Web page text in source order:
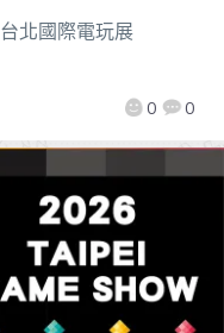
0 0
台北國際電玩展